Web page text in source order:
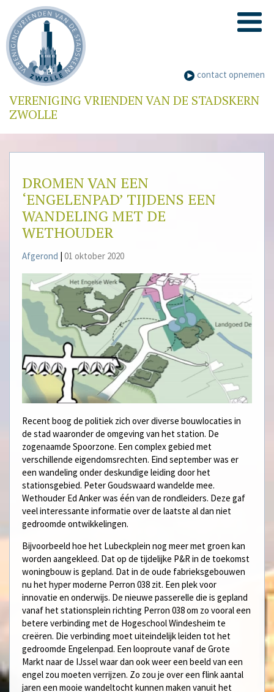
contact opnemen
VERENIGING VRIENDEN VAN DE STADSKERN
ZWOLLE
DROMEN VAN EEN
‘ENGELENPAD’ TIJDENS EEN
WANDELING MET DE
WETHOUDER
Afgerond | 01 oktober 2020
Recent boog de politiek zich over diverse bouwlocaties in
de stad waaronder de omgeving van het station. De
zogenaamde Spoorzone. Een complex gebied met
verschillende eigendomsrechten. Eind september was er
een wandeling onder deskundige leiding door het
stationsgebied. Peter Goudswaard wandelde mee.
Wethouder Ed Anker was één van de rondleiders. Deze gaf
veel interessante informatie over de laatste al dan niet
gedroomde ontwikkelingen.
Bijvoorbeeld hoe het Lubeckplein nog meer met groen kan
worden aangekleed. Dat op de tijdelijke P&R in de toekomst
woningbouw is gepland. Dat in de oude fabrieksgebouwen
nu het hyper moderne Perron 038 zit. Een plek voor
innovatie en onderwijs. De nieuwe passerelle die is gepland
vanaf het stationsplein richting Perron 038 om zo vooral een
betere verbinding met de Hogeschool Windesheim te
creëren. Die verbinding moet uiteindelijk leiden tot het
gedroomde Engelenpad. Een looproute vanaf de Grote
Markt naar de IJssel waar dan ook weer een beeld van een
engel zou moeten verrijzen. Zo zou je over een flink aantal
jaren een mooie wandeltocht kunnen maken vanuit het